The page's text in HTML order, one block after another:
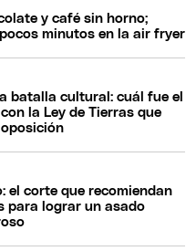
y café sin horno;
minutos en la air fryer
batalla cultural: cuál fue el
la Ley de Tierras que
el corte que recomiendan
para lograr un asado